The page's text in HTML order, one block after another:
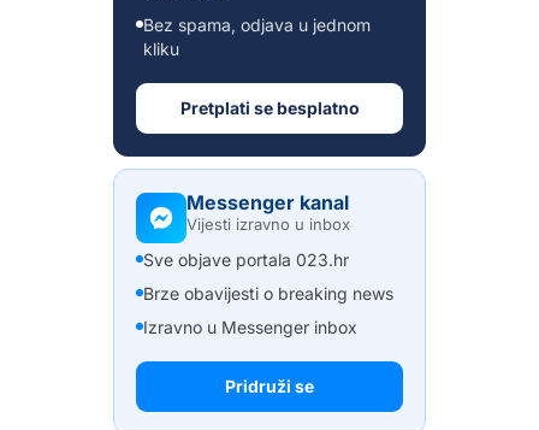
Bez spama, odjava u jednom
kliku
Pretplati se besplatno
Messenger kanal
Vijesti izravno u inbox
Sve objave portala 023.hr
Brze obavijesti o breaking news
Izravno u Messenger inbox
Pridruži se